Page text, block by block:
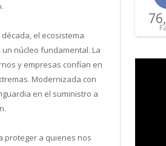
el ecosistema
núcleo fundamental. La
y empresas confían en
Modernizada con
en el suministro a
proteger a quienes nos